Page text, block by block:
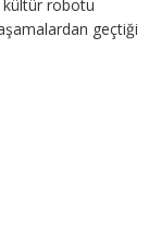
kültür robotu
geçtiği